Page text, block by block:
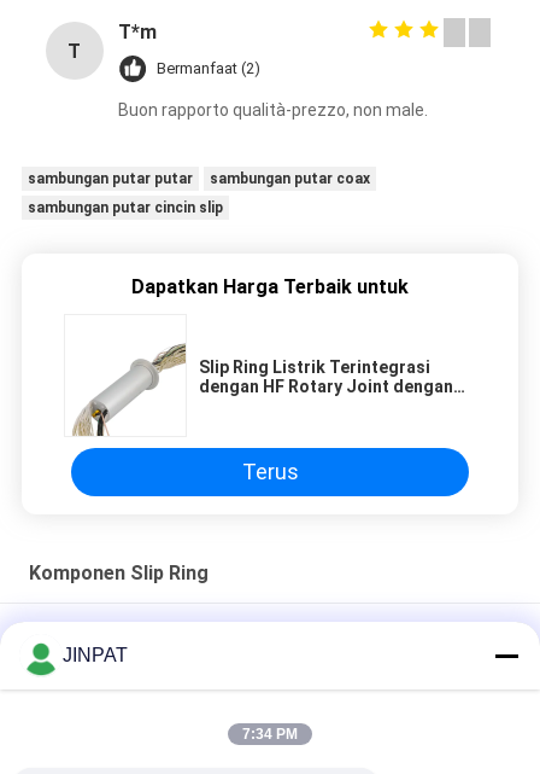
T
T*m
Bermanfaat (2)
Buon rapporto qualità-prezzo, non male.
sambungan putar putar
sambungan putar coax
sambungan putar cincin slip
Dapatkan Harga Terbaik untuk
Slip Ring Listrik Terintegrasi
dengan HF Rotary Joint dengan
Terus
Komponen Slip Ring
LPCC-01C High Frequency Slip Ring DC-12GHz Khas Pembantu
JINPAT
7:34 PM